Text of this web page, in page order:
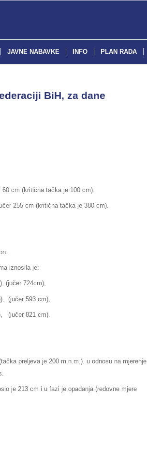
JAVNE NABAVKE INFO PLAN RADA
BiH, za dane
cm (kritična tačka je 100 cm).
255 cm (kritična tačka je 380 cm).
iznosila je:
724cm),
593 cm),
821 cm).
preljeva je 200 m.n.m.). u odnosu na mjerenje
je 213 cm i u fazi je opadanja (redovne mjere